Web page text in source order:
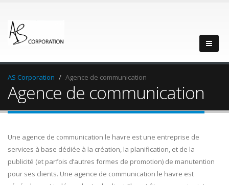
AS Corporation Agence de communication
Agence de communication
Une agence de communication le havre est une entreprise de
services à base dédiée à la création, la planification, et de la
publicité (et parfois d’autres formes de promotion) de manutention
pour ses clients. Une agence de communication le havre est